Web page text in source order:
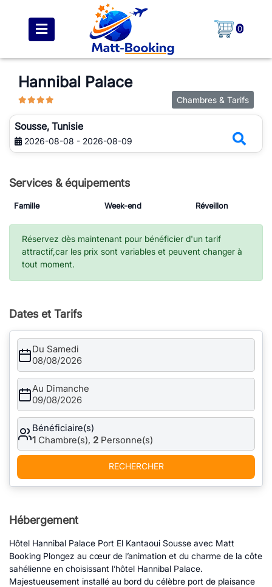
0
Hannibal Palace
Chambres & Tarifs
Sousse, Tunisie
2026-08-08 - 2026-08-09
Services & équipements
Famille Week-end Réveillon
Réservez dès maintenant pour bénéficier d'un tarif
attractif,car les prix sont variables et peuvent changer à
tout moment.
Dates et Tarifs
Du Samedi
08/08/2026
Au Dimanche
09/08/2026
Bénéficiaire(s)
1 Chambre(s), 2 Personne(s)
RECHERCHER
Hébergement
Hôtel Hannibal Palace Port El Kantaoui Sousse avec Matt
Booking Plongez au cœur de l’animation et du charme de la côte
sahélienne en choisissant l’hôtel Hannibal Palace.
Majestueusement installé au bord du célèbre port de plaisance